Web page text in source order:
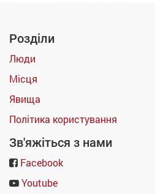
Розділи
Люди
Місця
Явища
Політика користування
Зв'яжіться з нами
Facebook
Youtube